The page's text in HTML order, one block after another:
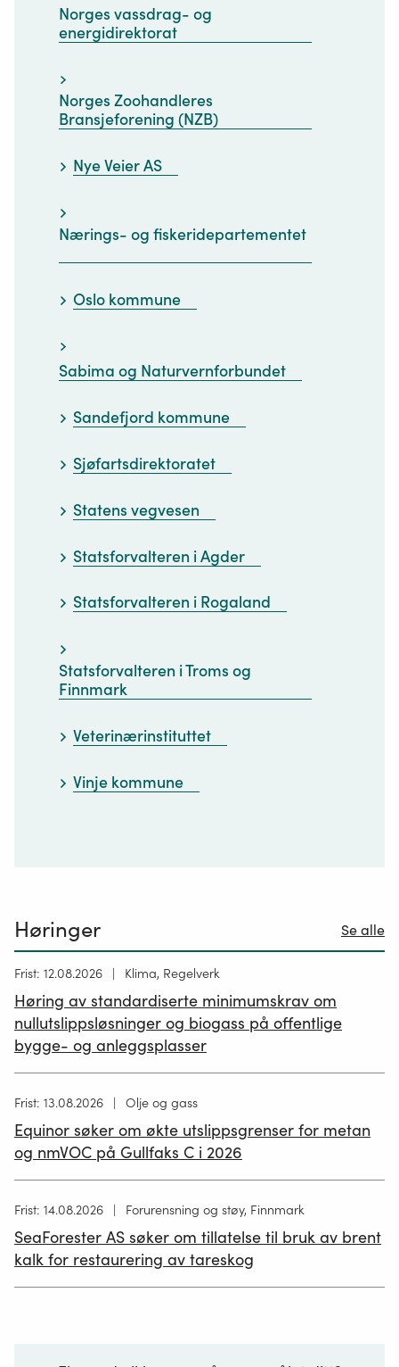
Norges vassdrag- og
energidirektorat
Norges Zoohandleres
Bransjeforening (NZB)
Nye Veier AS
Nærings- og fiskeridepartementet
Oslo kommune
Sabima og Naturvernforbundet
Sandefjord kommune
Sjøfartsdirektoratet
Statens vegvesen
Statsforvalteren i Agder
Statsforvalteren i Rogaland
Statsforvalteren i Troms og
Finnmark
Veterinærinstituttet
Vinje kommune
Høringer Se alle
Høring
publisert
12.05.2026
Frist: 12.08.2026 Klima, Regelverk
Høring av standardiserte minimumskrav om
nullutslippsløsninger og biogass på offentlige
bygge- og anleggsplasser
Høring
publisert
02.07.2026
Frist: 13.08.2026 Olje og gass
Equinor søker om økte utslippsgrenser for metan
og nmVOC på Gullfaks C i 2026
Høring
publisert
19.06.2026
Frist: 14.08.2026 Forurensning og støy, Finnmark
SeaForester AS søker om tillatelse til bruk av brent
kalk for restaurering av tareskog